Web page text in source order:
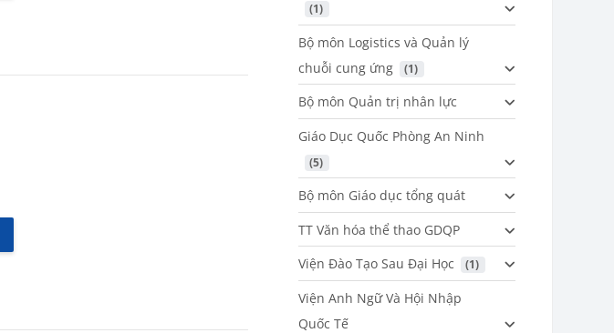
(1)
Bộ môn Logistics và Quản lý
chuỗi cung ứng
(1)
Bộ môn Quản trị nhân lực
Giáo Dục Quốc Phòng An Ninh
(5)
Bộ môn Giáo dục tổng quát
TT Văn hóa thể thao GDQP
Viện Đào Tạo Sau Đại Học
(1)
Viện Anh Ngữ Và Hội Nhập
Quốc Tế